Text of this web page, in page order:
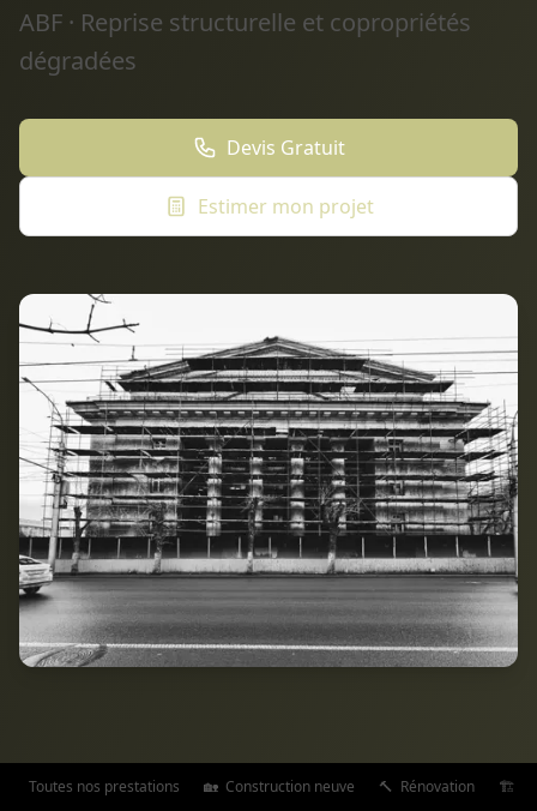
ABF · Reprise structurelle et copropriétés
dégradées
Devis Gratuit
Estimer mon projet
Toutes nos prestations 🏡 Construction neuve 🔨 Rénovation 🏗️